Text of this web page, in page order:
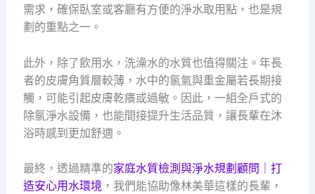
需求，確保臥室或客廳有方便的淨水取用點，也是規
劃的重點之一。
此外，除了飲用水，洗澡水的水質也值得關注。年長
者的皮膚角質層較薄，水中的氯氣與重金屬若長期接
觸，可能引起皮膚乾癢或過敏。因此，一組全戶式的
除氯淨水設備，也能間接提升生活品質，讓長輩在沐
浴時感到更加舒適。
最終，透過精準的家庭水質檢測與淨水規劃顧問｜打
造安心用水環境，我們能協助像林美華這樣的長輩，